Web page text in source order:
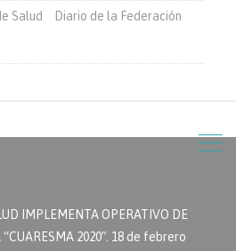
Salud Diario de la Federación
IMPLEMENTA OPERATIVO DE
2020”. 18 de febrero